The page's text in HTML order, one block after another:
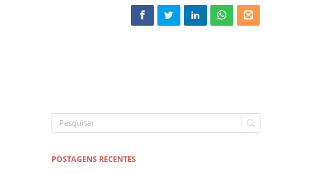
POSTAGENS RECENTES